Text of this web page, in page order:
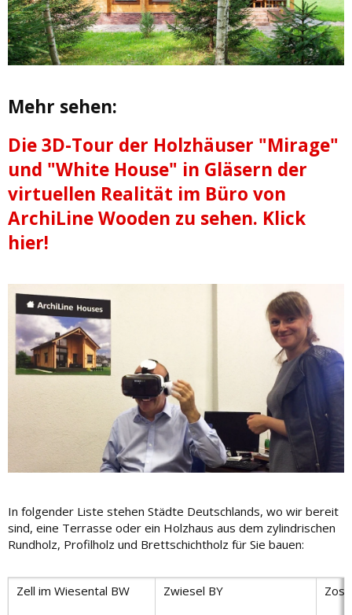
Mehr sehen:
Die 3D-Tour der Holzhäuser "Mirage"
und "White House" in Gläsern der
virtuellen Realität im Büro von
ArchiLine Wooden zu sehen. Klick
hier!
In folgender Liste stehen Städte Deutschlands, wo wir bereit
sind, eine Terrasse oder ein Holzhaus aus dem zylindrischen
Rundholz, Profilholz und Brettschichtholz für Sie bauen:
Zell im Wiesental BW Zwiesel BY